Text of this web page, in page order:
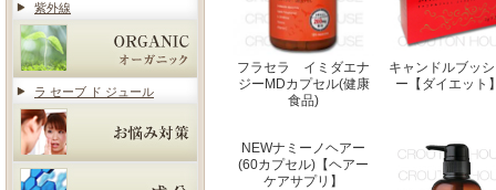
紫外線
ラ セーブ ド ジュール
フラセラ イミダエナ
ジーMDカプセル(健康
食品)
キャンドルブッ
ー【ダイエット
NEWナミーノヘアー
(60カプセル)【ヘアー
ケアサプリ】